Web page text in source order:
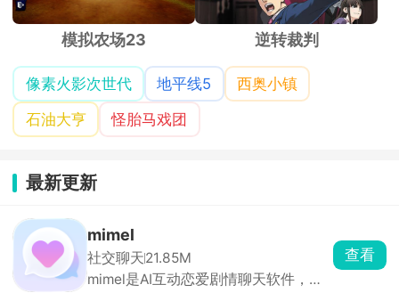
模拟农场23 逆转裁判
像素火影次世代 地平线5
西奥小镇
石油大亨
怪胎马戏团
最新更新
mimel
社交聊天21.85M
mimel是AI互动恋爱剧情聊天软件，角
查看